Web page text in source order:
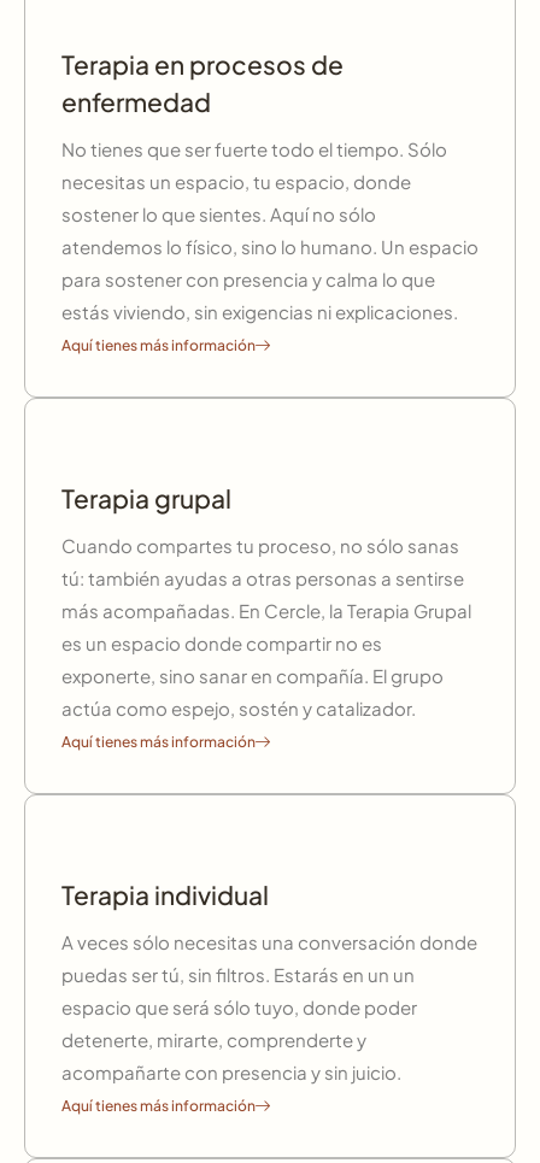
Terapia en procesos de
enfermedad
No tienes que ser fuerte todo el tiempo. Sólo
necesitas un espacio, tu espacio, donde
sostener lo que sientes. Aquí no sólo
atendemos lo físico, sino lo humano. Un espacio
para sostener con presencia y calma lo que
estás viviendo, sin exigencias ni explicaciones.
Aquí tienes más información
Terapia grupal
Cuando compartes tu proceso, no sólo sanas
tú: también ayudas a otras personas a sentirse
más acompañadas. En Cercle, la Terapia Grupal
es un espacio donde compartir no es
exponerte, sino sanar en compañía. El grupo
actúa como espejo, sostén y catalizador.
Aquí tienes más información
Terapia individual
A veces sólo necesitas una conversación donde
puedas ser tú, sin filtros. Estarás en un un
espacio que será sólo tuyo, donde poder
detenerte, mirarte, comprenderte y
acompañarte con presencia y sin juicio.
Aquí tienes más información